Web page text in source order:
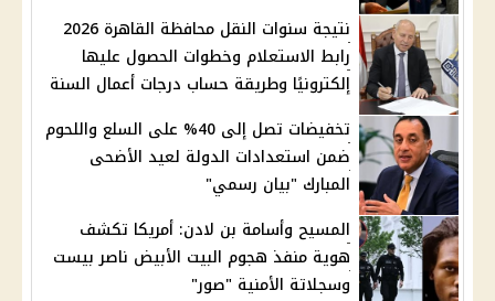
نتيجة سنوات النقل محافظة القاهرة 2026
رابط الاستعلام وخطوات الحصول عليها
إلكترونيًا وطريقة حساب درجات أعمال السنة
تخفيضات تصل إلى 40% على السلع واللحوم
ضمن استعدادات الدولة لعيد الأضحى
المبارك "بيان رسمي"
المسيح وأسامة بن لادن: أمريكا تكشف
هوية منفذ هجوم البيت الأبيض ناصر بيست
وسجلاتة الأمنية "صور"